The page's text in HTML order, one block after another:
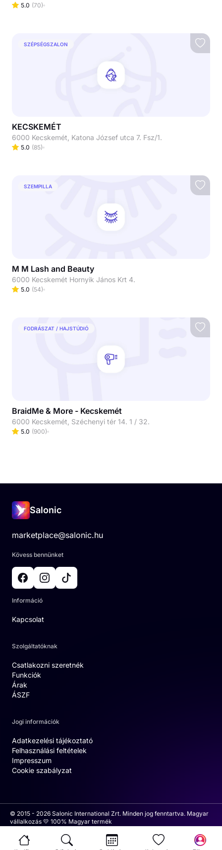
5.0 (70)
SZÉPSÉGSZALON
KECSKEMÉT
6000 Kecskemét, Katona József utca 7. Fsz/1.
5.0 (85)
SZEMPILLA
M M Lash and Beauty
6000 Kecskemét Hornyik János Krt 4.
5.0 (54)
FODRÁSZAT / HAJSTÚDIÓ
BraidMe & More - Kecskemét
6000 Kecskemét, Széchenyi tér 14. 1 / 32.
5.0 (900)
Salonic
marketplace@salonic.hu
Kövess bennünket
Információ
Kapcsolat
Szolgáltatóknak
Csatlakozni szeretnék
Funkciók
Árak
ÁSZF
Jogi információk
Adatkezelési tájékoztató
Felhasználási feltételek
Impresszum
Cookie szabályzat
© 2015 - 2026 Salonic International Zrt. Minden jog fenntartva. Magyar
vállalkozás 💛 100% Magyar termék